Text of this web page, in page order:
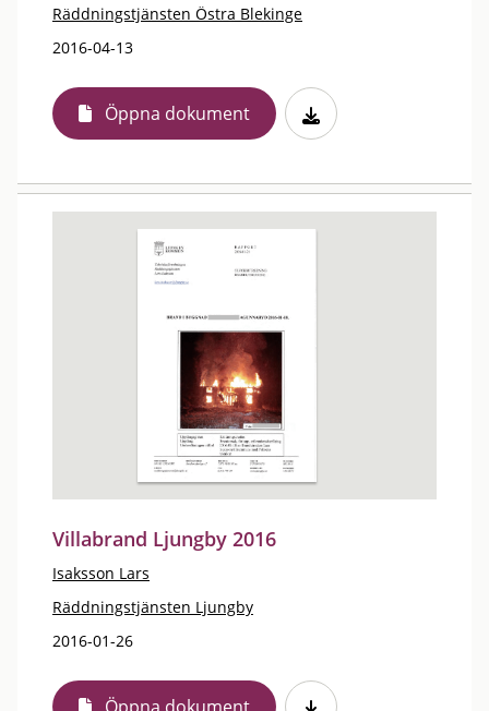
Räddningstjänsten Östra Blekinge
2016-04-13
Öppna dokument
Villabrand Ljungby 2016
Isaksson Lars
Räddningstjänsten Ljungby
2016-01-26